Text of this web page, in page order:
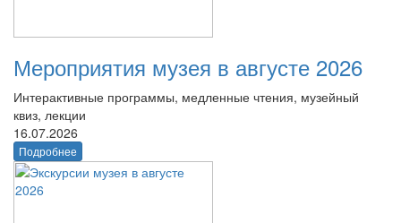
Мероприятия музея в августе 2026
Интерактивные программы, медленные чтения, музейный
квиз, лекции
16.07.2026
Подробнее